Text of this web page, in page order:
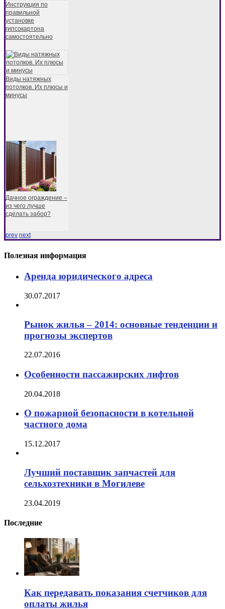
Инструкция по
правильной
установке
гипсокартона
самостоятельно
Виды натяжных
потолков. Их плюсы и
минусы
Дачное ограждение –
из чего лучше
сделать забор?
prev next
Полезная информация
Аренда юридического адреса
30.07.2017
Рынок жилья – 2014: основные тенденции и
прогнозы экспертов
22.07.2016
Особенности пассажирских лифтов
20.04.2018
О пожарной безопасности в котельной
частного дома
15.12.2017
Лучший поставщик запчастей для
сельхозтехники в Могилеве
23.04.2019
Последние
Как передавать показания счетчиков для
оплаты жилья